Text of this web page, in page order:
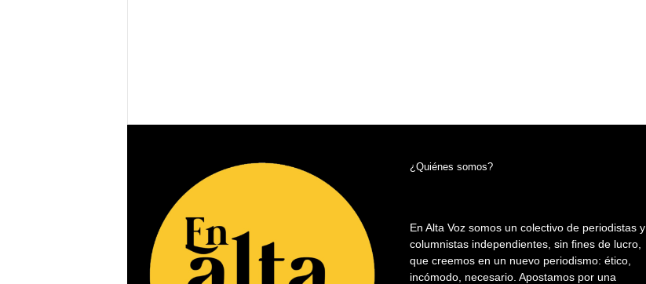
¿Quiénes somos?
En Alta Voz somos un colectivo de periodistas y
columnistas independientes, sin fines de lucro,
que creemos en un nuevo periodismo: ético,
incómodo, necesario. Apostamos por una